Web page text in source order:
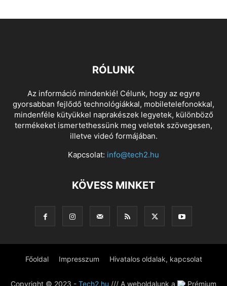
RÓLUNK
Az információ mindenkié! Célunk, hogy az egyre
gyorsabban fejlődő technológiákkal, mobiletelefonokkal,
mindenféle kütyükkel naprakészek legyetek, különböző
termékeket ismertethessünk meg veletek szövegesen,
illetve videó formájában.
Kapcsolat: info@tech2.hu
KÖVESS MINKET
Főoldal Impresszum Hivatalos oldalak, kapcsolat
Copyright © 2023 - Tech2.hu /// A weboldalunk a Prémium